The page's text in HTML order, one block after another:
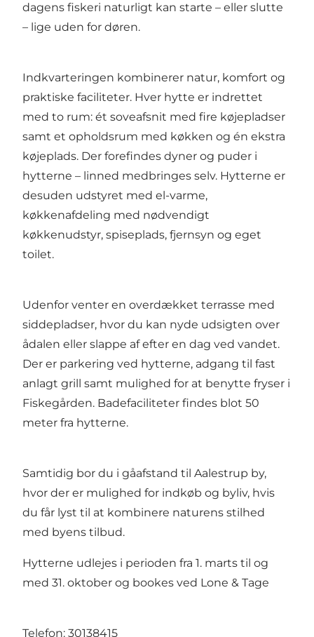
dagens fiskeri naturligt kan starte – eller slutte
– lige uden for døren.
Indkvarteringen kombinerer natur, komfort og
praktiske faciliteter. Hver hytte er indrettet
med to rum: ét soveafsnit med fire køjepladser
samt et opholdsrum med køkken og én ekstra
køjeplads. Der forefindes dyner og puder i
hytterne – linned medbringes selv. Hytterne er
desuden udstyret med el-varme,
køkkenafdeling med nødvendigt
køkkenudstyr, spiseplads, fjernsyn og eget
toilet.
Udenfor venter en overdækket terrasse med
siddepladser, hvor du kan nyde udsigten over
ådalen eller slappe af efter en dag ved vandet.
Der er parkering ved hytterne, adgang til fast
anlagt grill samt mulighed for at benytte fryser i
Fiskegården. Badefaciliteter findes blot 50
meter fra hytterne.
Samtidig bor du i gåafstand til Aalestrup by,
hvor der er mulighed for indkøb og byliv, hvis
du får lyst til at kombinere naturens stilhed
med byens tilbud.
Hytterne udlejes i perioden fra 1. marts til og
med 31. oktober og bookes ved Lone & Tage
Telefon: 30138415